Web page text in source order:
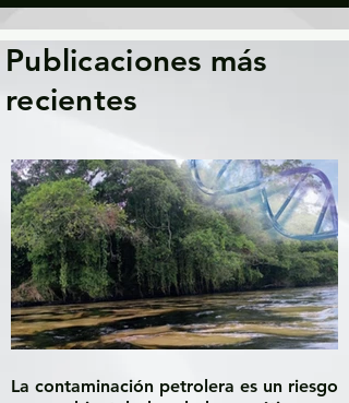
Publicaciones más
recientes
La contaminación petrolera es un riesgo